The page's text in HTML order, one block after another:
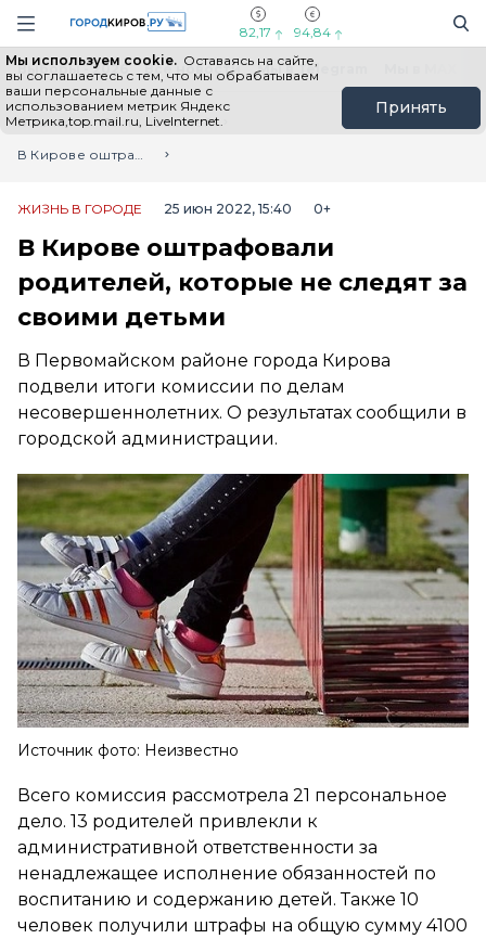
Навигация сайта
82,17 94,84
Мы используем cookie. Оставаясь на сайте,
вы соглашаетесь с тем, что мы обрабатываем
ваши персональные данные с
использованием метрик Яндекс
Метрика,top.mail.ru, LiveInternet.
Принять
Выборы - 2026 Все новости Мы в Telegram
Главная
Лента новостей
В Кирове оштрафовали родителей, которые не следят за своими детьми
ЖИЗНЬ В ГОРОДЕ 25 июн 2022, 15:40 0+
В Кирове оштрафовали
родителей, которые не следят за
своими детьми
В Первомайском районе города Кирова
подвели итоги комиссии по делам
несовершеннолетних. О результатах сообщили в
городской администрации.
Источник фото: Неизвестно
Всего комиссия рассмотрела 21 персональное
дело. 13 родителей привлекли к
административной ответственности за
ненадлежащее исполнение обязанностей по
воспитанию и содержанию детей. Также 10
человек получили штрафы на общую сумму 4100